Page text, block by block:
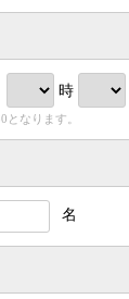
時
なります。
名